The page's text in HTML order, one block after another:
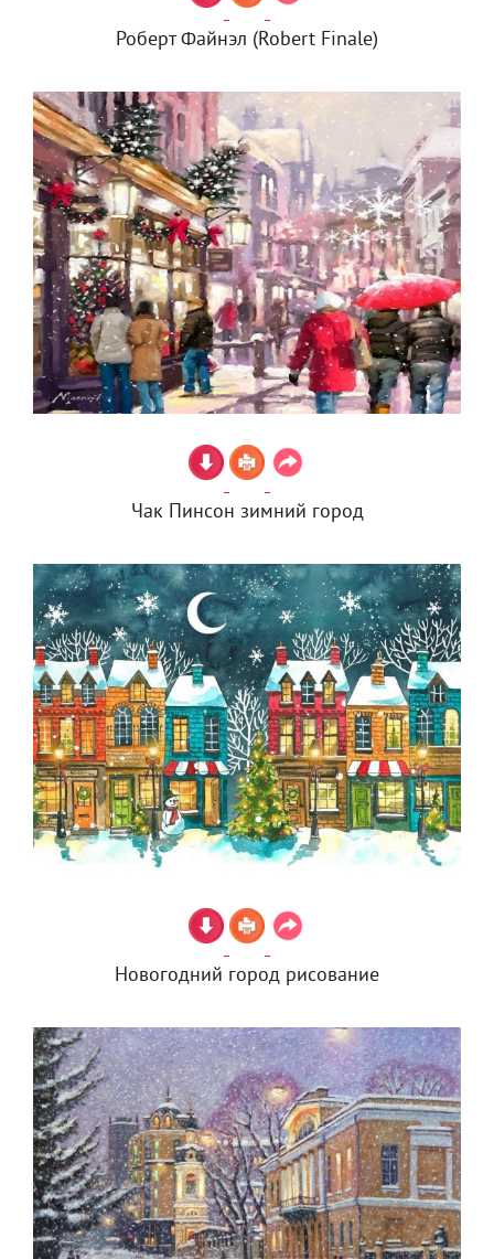
Роберт Файнэл (Robert Finale)
Чак Пинсон зимний город
Новогодний город рисование